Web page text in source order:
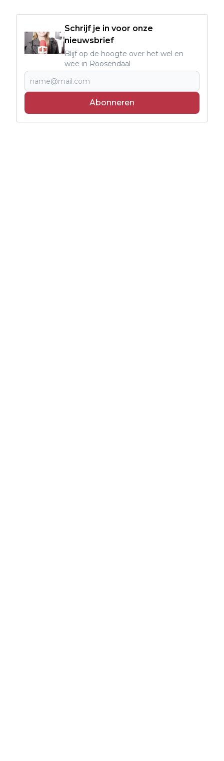
Schrijf je in voor onze
nieuwsbrief
Blijf op de hoogte over het wel en
wee in Roosendaal
Abonneren